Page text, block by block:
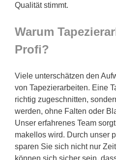
Qualität stimmt.
Warum
Profi?
Viele unterschätzen den
von Tapezierarbeiten. Eine
richtig zugeschnitten,
werden, ohne Falten oder
Unser erfahrenes Team
makellos wird. Durch unser
sparen Sie sich nicht nur
können sich sicher sein,